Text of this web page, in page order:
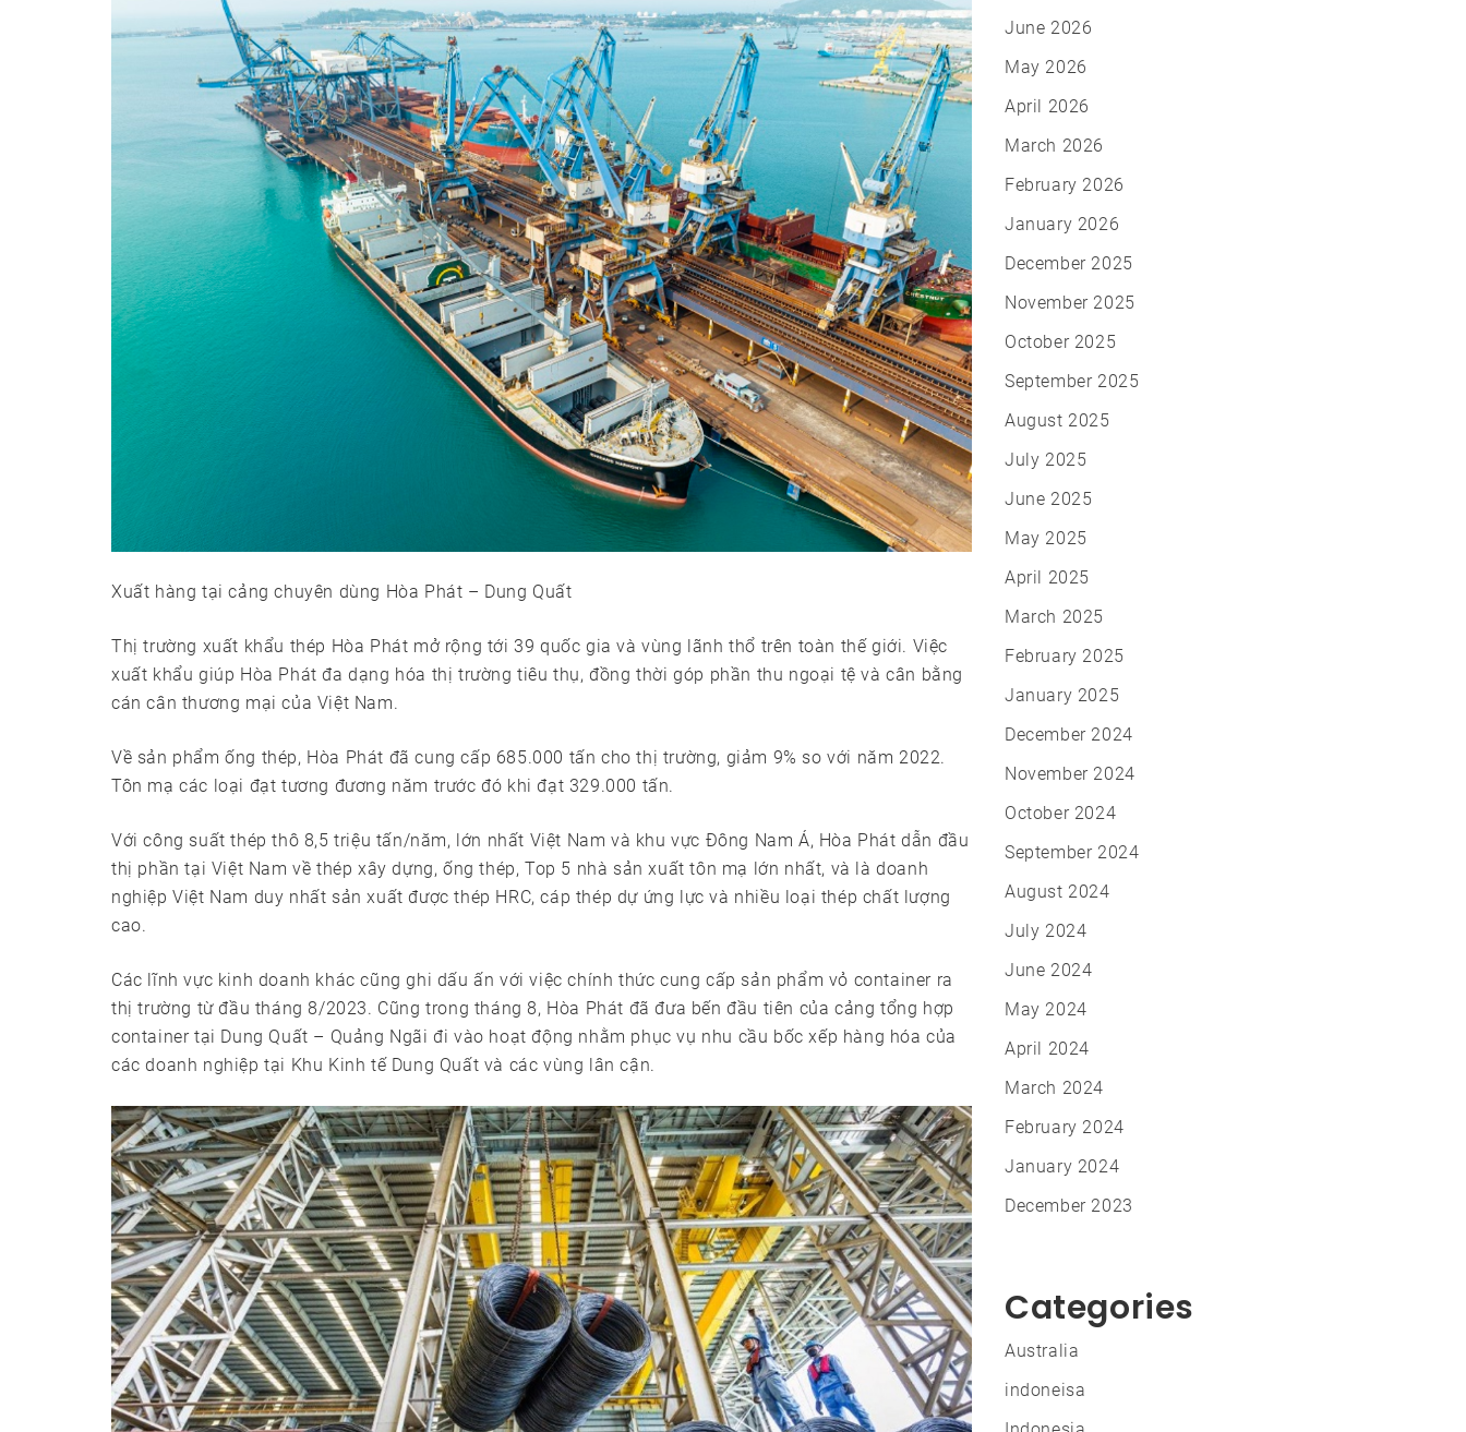
Xuất hàng tại cảng chuyên dùng Hòa Phát – Dung Quất
Thị trường xuất khẩu thép Hòa Phát mở rộng tới 39 quốc gia và vùng lãnh thổ trên toàn thế giới. Việc
xuất khẩu giúp Hòa Phát đa dạng hóa thị trường tiêu thụ, đồng thời góp phần thu ngoại tệ và cân bằng
cán cân thương mại của Việt Nam.
Về sản phẩm ống thép, Hòa Phát đã cung cấp 685.000 tấn cho thị trường, giảm 9% so với năm 2022.
Tôn mạ các loại đạt tương đương năm trước đó khi đạt 329.000 tấn.
Với công suất thép thô 8,5 triệu tấn/năm, lớn nhất Việt Nam và khu vực Đông Nam Á, Hòa Phát dẫn đầu
thị phần tại Việt Nam về thép xây dựng, ống thép, Top 5 nhà sản xuất tôn mạ lớn nhất, và là doanh
nghiệp Việt Nam duy nhất sản xuất được thép HRC, cáp thép dự ứng lực và nhiều loại thép chất lượng
cao.
Các lĩnh vực kinh doanh khác cũng ghi dấu ấn với việc chính thức cung cấp sản phẩm vỏ container ra
thị trường từ đầu tháng 8/2023. Cũng trong tháng 8, Hòa Phát đã đưa bến đầu tiên của cảng tổng hợp
container tại Dung Quất – Quảng Ngãi đi vào hoạt động nhằm phục vụ nhu cầu bốc xếp hàng hóa của
các doanh nghiệp tại Khu Kinh tế Dung Quất và các vùng lân cận.
June 2026
May 2026
April 2026
March 2026
February 2026
January 2026
December 2025
November 2025
October 2025
September 2025
August 2025
July 2025
June 2025
May 2025
April 2025
March 2025
February 2025
January 2025
December 2024
November 2024
October 2024
September 2024
August 2024
July 2024
June 2024
May 2024
April 2024
March 2024
February 2024
January 2024
December 2023
Categories
Australia
indoneisa